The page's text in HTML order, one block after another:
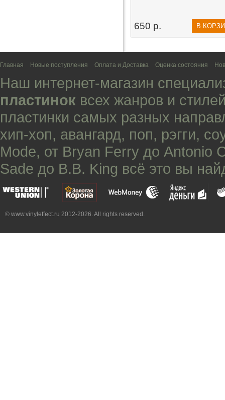
650 р. В
Главная Новые поступления Оплата и Доставка Оценка состояния
Наш интернет-магазин
пластинок всех жанров и
пластинки самых разных
хип-хоп, авангард, поп, рэгги,
Mode, от Bryan Ferry до Antonio
Sade до B.B. King всё это вы
© www.vinyleffect.ru 2012-2026. All rights reserved.